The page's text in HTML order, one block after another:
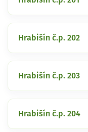
Hrabišín č.p. 202
Hrabišín č.p. 203
Hrabišín č.p. 204